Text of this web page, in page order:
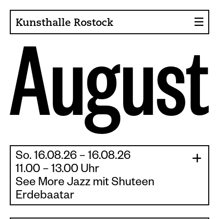
Kunsthalle Rostock
About the Art Hall
Collection
Contact persons
Sponsors, Projects
Café, Bistro
Current issues
News
August
So. 16.08.26 – 16.08.26
11.00 – 13.00 Uhr
See More Jazz mit Shuteen
Erdebaatar
|
|